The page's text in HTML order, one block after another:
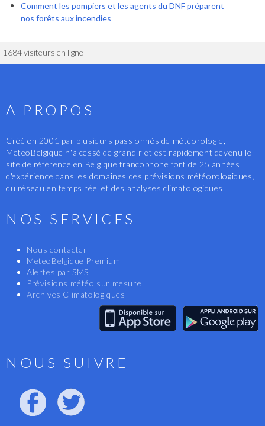
Comment les pompiers et les agents du DNF préparent
nos forêts aux incendies
1684 visiteurs en ligne
A PROPOS
Créé en 2001 par plusieurs passionnés de météorologie,
MeteoBelgique n'a cessé de grandir et est rapidement devenu le
site de référence en Belgique francophone fort de 25 années
d'expérience dans les domaines des prévisions météorologiques,
du réseau en temps réel et des analyses climatologiques.
NOS SERVICES
Nous contacter
MeteoBelgique Premium
Alertes par SMS
Prévisions météo sur mesure
Archives Climatologiques
NOUS SUIVRE